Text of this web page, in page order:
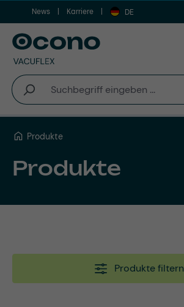
Zum Hauptinhalt springen
News Karriere DE
Produkte
Produkte
Produkte filtern